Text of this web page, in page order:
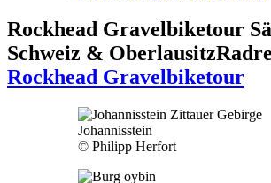
Rockhead Gravelbiketour
Schweiz & Oberlausitz
Rockhead Gravelbiketour
Johannisstein
© Philipp Herfort